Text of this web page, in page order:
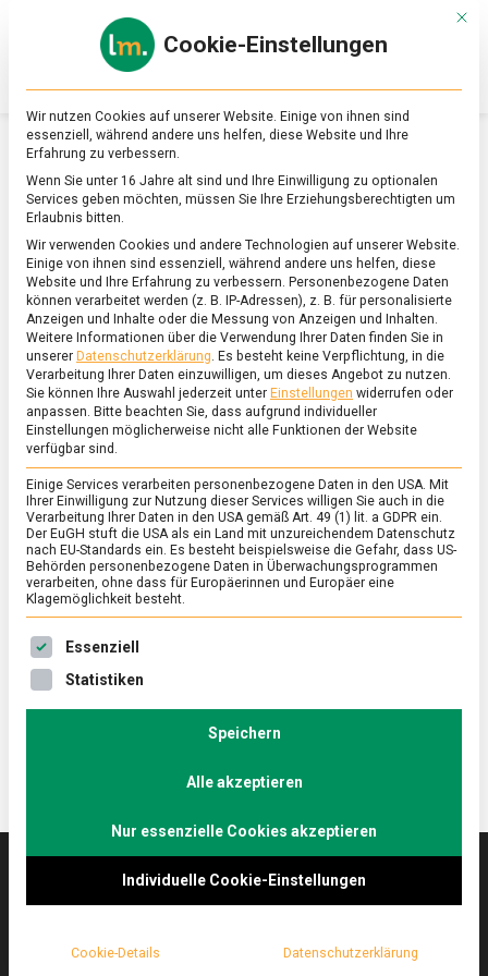
Online-
Magazin
zu
&
Ernährung
SCHLAGWORT:BREMERHAVEN
ERNÄHRUNG & GESUNDHEIT /FEATURED
Frischer Fisch auf den Tisch
12. Juni 2026 Johannes
Frischer
Nur die wenigsten werden ihren Fisch fangfrisch
direkt vom Seekutter beziehen. Für die Qualität
Daslebensmittelmagazin(.de) ist das Online-
Mit
Cookie-Einstellungen
Wir nutzen Cookies auf unserer Website. Einige von ihnen sind
essenziell, während andere uns helfen, diese Website und Ihre
Erfahrung zu verbessern.
Wenn Sie unter 16 Jahre alt sind und Ihre Einwilligung zu optionalen
Services geben möchten, müssen Sie Ihre Erziehungsberechtigten um
Erlaubnis bitten.
Wir verwenden Cookies und andere Technologien auf unserer Website.
Einige von ihnen sind essenziell, während andere uns helfen, diese
Website und Ihre Erfahrung zu verbessern. Personenbezogene Daten
können verarbeitet werden (z. B. IP-Adressen), z. B. für personalisierte
Anzeigen und Inhalte oder die Messung von Anzeigen und Inhalten.
Weitere Informationen über die Verwendung Ihrer Daten finden Sie in
unserer Datenschutzerklärung. Es besteht keine Verpflichtung, in die
Verarbeitung Ihrer Daten einzuwilligen, um dieses Angebot zu nutzen.
Sie können Ihre Auswahl jederzeit unter Einstellungen widerrufen oder
anpassen. Bitte beachten Sie, dass aufgrund individueller
Einstellungen möglicherweise nicht alle Funktionen der Website
verfügbar sind.
Einige Services verarbeiten personenbezogene Daten in den USA. Mit
Ihrer Einwilligung zur Nutzung dieser Services willigen Sie auch in die
Verarbeitung Ihrer Daten in den USA gemäß Art. 49 (1) lit. a GDPR ein.
Der EuGH stuft die USA als ein Land mit unzureichendem Datenschutz
nach EU-Standards ein. Es besteht beispielsweise die Gefahr, dass US-
Behörden personenbezogene Daten in Überwachungsprogrammen
verarbeiten, ohne dass für Europäerinnen und Europäer eine
Klagemöglichkeit besteht.
Es folgt eine Liste der Service-Gruppen, für die eine
Essenziell
Statistiken
Speichern
Alle akzeptieren
Nur essenzielle Cookies akzeptieren
Individuelle Cookie-Einstellungen
Cookie-Details Datenschutzerklärung